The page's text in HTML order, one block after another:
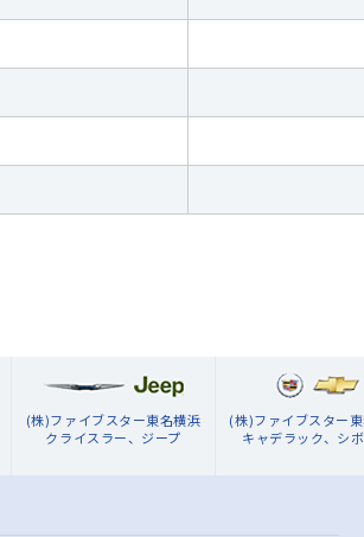
(株)ファイブスター東名横浜
クライスラー、ジープ
(株)ファイブスター
キャデラック、シ